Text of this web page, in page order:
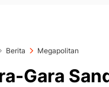
Berita Megapolitan
Gara